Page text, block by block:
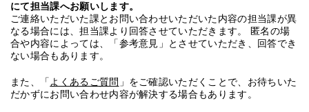
にて担当課へお願いします。
ご連絡いただいた課とお問い合わせいただいた内容の担当課が異
なる場合には、担当課より回答させていただきます。 匿名の場
合や内容によっては、「参考意見」とさせていただき、回答でき
ない場合もあります。
また、「 よくあるご質問 」をご確認いただくことで、お待ちいた
だかずにお問い合わせ内容が解決する場合もあります。